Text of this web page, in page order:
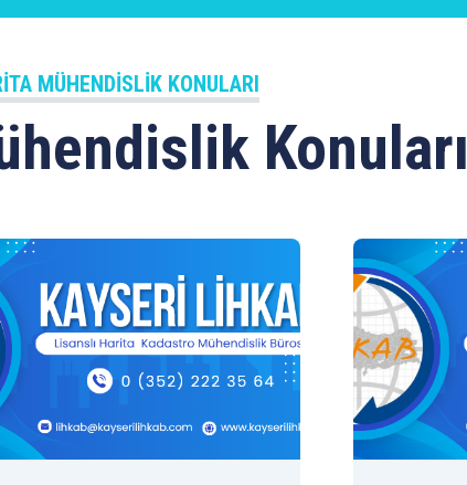
MÜHENDISLIK KONULARI
Konuları